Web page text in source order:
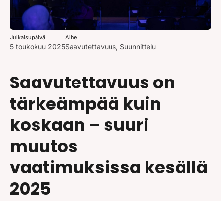
Julkaisupäivä
5 toukokuu 2025
Aihe
Saavutettavuus, Suunnittelu
Saavutettavuus on
tärkeämpää kuin
koskaan – suuri
muutos
vaatimuksissa kesällä
2025